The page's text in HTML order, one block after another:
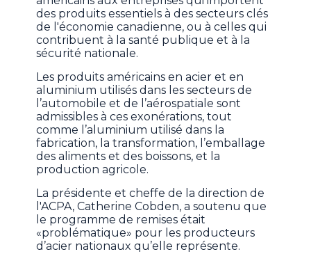
des produits essentiels à des secteurs clés
de l'économie canadienne, ou à celles qui
contribuent à la santé publique et à la
sécurité nationale.
Les produits américains en acier et en
aluminium utilisés dans les secteurs de
l’automobile et de l’aérospatiale sont
admissibles à ces exonérations, tout
comme l’aluminium utilisé dans la
fabrication, la transformation, l’emballage
des aliments et des boissons, et la
production agricole.
La présidente et cheffe de la direction de
l'ACPA, Catherine Cobden, a soutenu que
le programme de remises était
«problématique» pour les producteurs
d’acier nationaux qu’elle représente.